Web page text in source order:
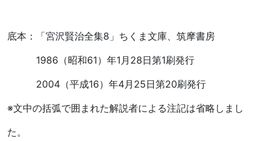
底本：「宮沢賢治全集8」ちくま文庫、筑摩書房
1986（昭和61）年1月28日第1刷発行
2004（平成16）年4月25日第20刷発行
※文中の括弧で囲まれた解説者による注記は省略しまし
た。